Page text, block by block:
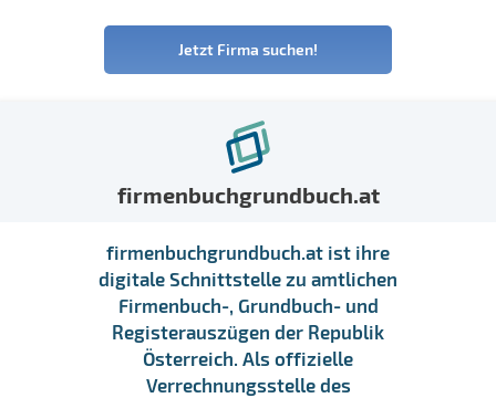
Jetzt Firma suchen!
firmenbuchgrundbuch.at
firmenbuchgrundbuch.at ist ihre
digitale Schnittstelle zu amtlichen
Firmenbuch-, Grundbuch- und
Registerauszügen der Republik
Österreich. Als offizielle
Verrechnungsstelle des